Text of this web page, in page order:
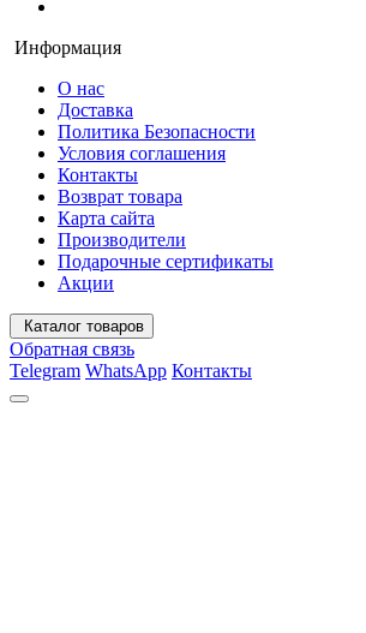
Информация
О нас
Доставка
Политика Безопасности
Условия соглашения
Контакты
Возврат товара
Карта сайта
Производители
Подарочные сертификаты
Акции
Каталог товаров
Обратная связь
Telegram WhatsApp Контакты